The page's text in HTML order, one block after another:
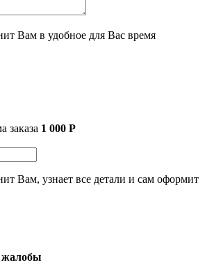
Вам в удобное для Вас время
заказа 1 000 Р
Вам, узнает все детали и сам оформит
жалобы